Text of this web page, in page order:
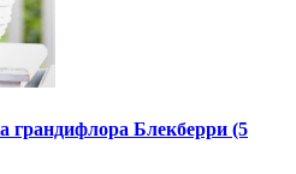
грандифлора Блекберри (5